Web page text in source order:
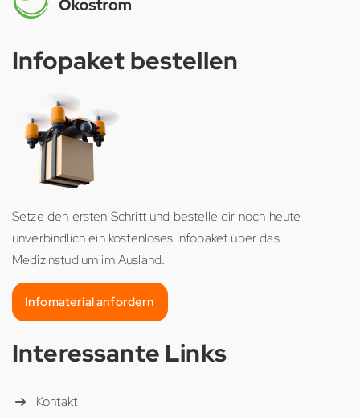
Infopaket bestellen
Setze den ersten Schritt und bestelle dir noch heute
unverbindlich ein kostenloses Infopaket über das
Medizinstudium im Ausland.
Infomaterial anfordern
Interessante Links
Kontakt